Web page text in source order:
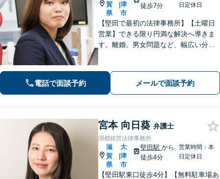
賀
県
|津
市
徒歩7分
日定休日
【堅田で最初の法律事務所】【土曜日
営業】できる限り円満な解決へ導きま
す。離婚。男女問題など、幅広い分野
電話で面談予約 メールで面談予約
宮本 向日葵 弁護士
湖都経営法律事務所
滋
賀
県
|
大
津
市
堅田駅から
徒歩4分
営業時間：本
日定休日
【堅田駅東口徒歩4分】【無料駐車場あ